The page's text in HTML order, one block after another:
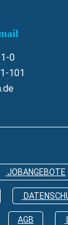
0
101
JOBANGEBOTE
AGB